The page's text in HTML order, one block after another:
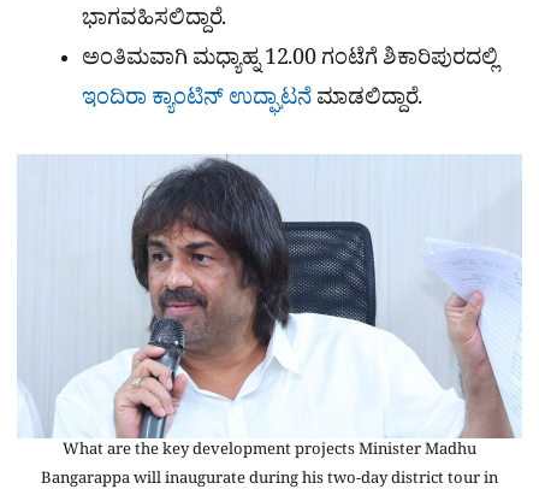
ಭಾಗವಹಿಸಲಿದ್ದಾರೆ.
ಅಂತಿಮವಾಗಿ ಮಧ್ಯಾಹ್ನ 12.00 ಗಂಟೆಗೆ ಶಿಕಾರಿಪುರದಲ್ಲಿ
ಇಂದಿರಾ ಕ್ಯಾಂಟಿನ್ ಉದ್ಘಾಟನೆಮಾಡಲಿದ್ದಾರೆ.
What are the key development projects Minister Madhu
Bangarappa will inaugurate during his two-day district tour in